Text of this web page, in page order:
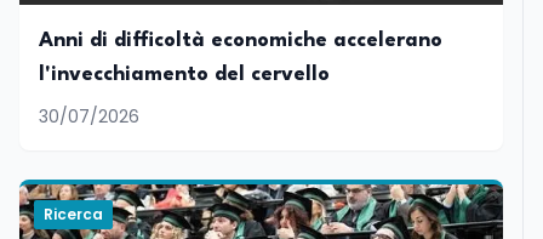
Anni di difficoltà economiche accelerano
l'invecchiamento del cervello
30/07/2026
Ricerca